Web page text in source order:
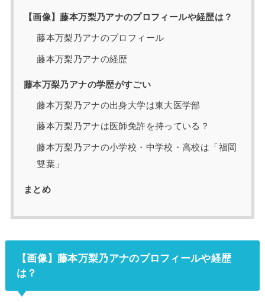
【画像】藤本万梨乃アナのプロフィールや経歴は？
藤本万梨乃アナのプロフィール
藤本万梨乃アナの経歴
藤本万梨乃アナの学歴がすごい
藤本万梨乃アナの出身大学は東大医学部
藤本万梨乃アナは医師免許を持っている？
藤本万梨乃アナの小学校・中学校・高校は「福岡
雙葉」
まとめ
【画像】藤本万梨乃アナのプロフィールや経歴
は？